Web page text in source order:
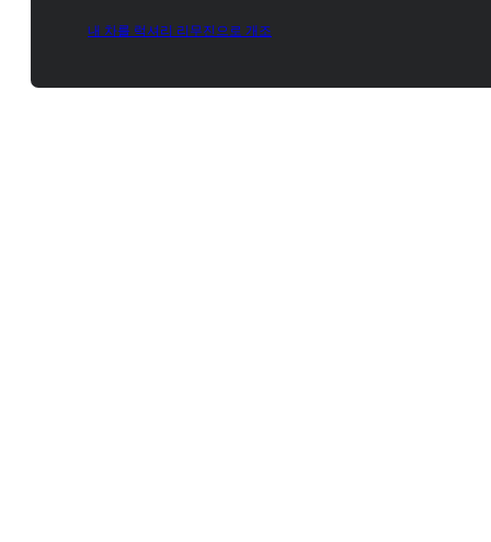
내 차를 럭셔리 리무진으로 개조